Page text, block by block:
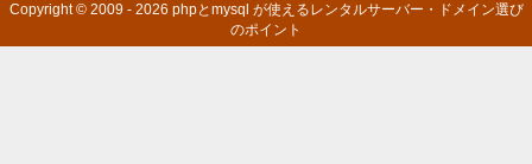
Copyright © 2009 - 2026 phpとmysql が使えるレンタルサーバー・ドメイン選び
のポイント